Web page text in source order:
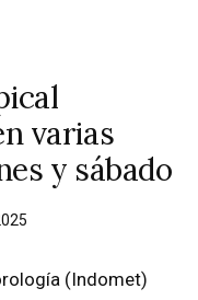
varias
y sábado
(Indomet)